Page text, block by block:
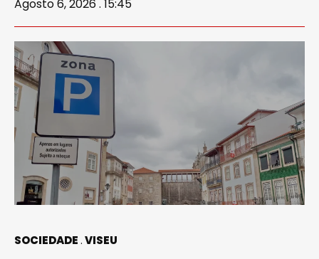
Agosto 6, 2026 . 15:45
SOCIEDADE VISEU